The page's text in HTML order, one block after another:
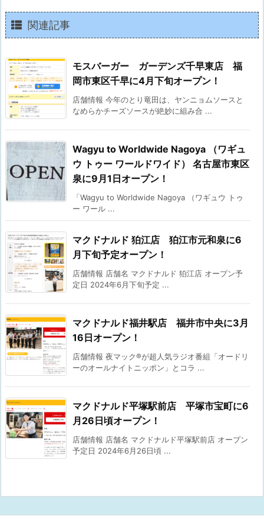
関連記事
モスバーガー ガーデンズ千早東店 福
岡市東区千早に4月下旬オープン！
店舗情報 今年のとり竜田は、ヤンニョムソースと
なめらかチーズソースが絶妙に組み合 ...
Wagyu to Worldwide Nagoya （ワギュ
ウ トゥー ワールドワイド） 名古屋市東区
泉に9月1日オープン！
「Wagyu to Worldwide Nagoya （ワギュウ トゥ
ー ワール ...
マクドナルド 狛江店 狛江市元和泉に6
月下旬予定オープン！
店舗情報 店舗名 マクドナルド 狛江店 オープン予
定日 2024年6月下旬予定 ...
マクドナルド福井駅店 福井市中央に3月
16日オープン！
店舗情報 夜マック®が超人気ラジオ番組「オードリ
ーのオールナイトニッポン」とコラ ...
マクドナルド平塚駅前店 平塚市宝町に6
月26日頃オープン！
店舗情報 店舗名 マクドナルド平塚駅前店 オープン
予定日 2024年6月26日頃 ...